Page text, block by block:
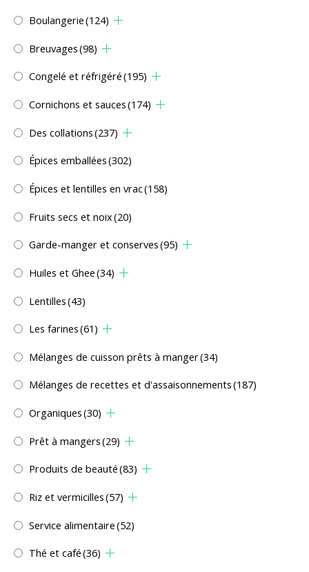
Boulangerie(124)
Breuvages(98)
Congelé et réfrigéré(195)
Cornichons et sauces(174)
Des collations(237)
Épices emballées(302)
Épices et lentilles en vrac(158)
Fruits secs et noix(20)
Garde-manger et conserves(95)
Huiles et Ghee(34)
Lentilles(43)
Les farines(61)
Mélanges de cuisson prêts à manger(34)
Mélanges de recettes et d'assaisonnements(187)
Organiques(30)
Prêt à mangers(29)
Produits de beauté(83)
Riz et vermicilles(57)
Service alimentaire(52)
Thé et café(36)